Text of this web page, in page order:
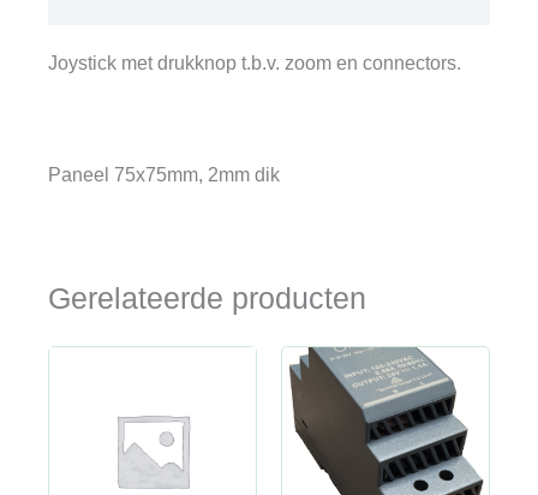
Joystick met drukknop t.b.v. zoom en connectors.
Paneel 75x75mm, 2mm dik
Gerelateerde producten